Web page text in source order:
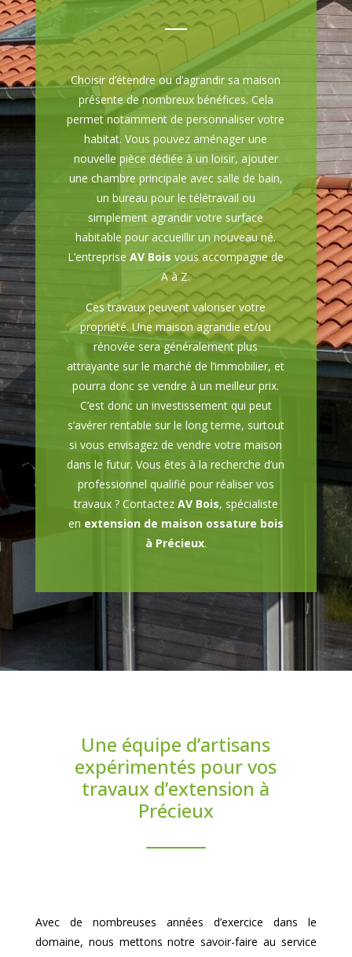
Choisir d’étendre ou d’agrandir sa maison
présente de nombreux bénéfices. Cela
permet notamment de personnaliser votre
habitat. Vous pouvez aménager une
nouvelle pièce dédiée à un loisir, ajouter
une chambre principale avec salle de bain,
un bureau pour le télétravail ou
simplement agrandir votre surface
habitable pour accueillir un nouveau né.
L’entrepriseAV Bois vous accompagne de
A à Z.
Ces travaux peuvent valoriser votre
propriété. Une maison agrandie et/ou
rénovée sera généralement plus
attrayante sur le marché de l’immobilier, et
pourra donc se vendre à un meilleur prix.
C’est donc un investissement qui peut
s’avérer rentable sur le long terme, surtout
si vous envisagez de vendre votre maison
dans le futur. Vous êtes à la recherche d’un
professionnel qualifié pour réaliser vos
travaux ? Contactez AV Bois, spécialiste
en extension de maison ossature bois
à Précieux.
Une équipe d’artisans
expérimentés pour vos
travaux d’extension à
Précieux
Avec de nombreuses années d’exercice dans le
domaine, nous mettons notre savoir-faire au service